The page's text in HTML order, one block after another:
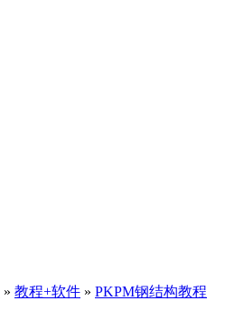
» 教程+软件 » PKPM钢结构教程